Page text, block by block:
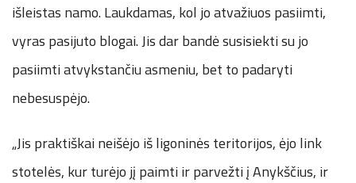
išleistas namo. Laukdamas, kol jo atvažiuos pasiimti,
vyras pasijuto blogai. Jis dar bandė susisiekti su jo
pasiimti atvykstančiu asmeniu, bet to padaryti
nebesuspėjo.
„Jis praktiškai neišėjo iš ligoninės teritorijos, ėjo link
stotelės, kur turėjo jį paimti ir parvežti į Anykščius, ir